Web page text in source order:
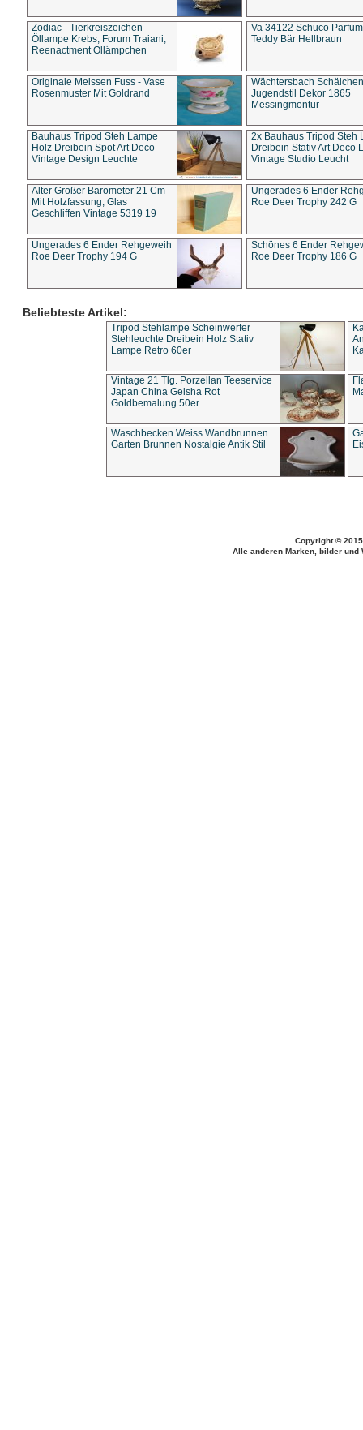
Zodiac - Tierkreiszeichen
Öllampe Krebs, Forum Traiani,
Reenactment Öllämpchen
Va 34122 Schuco
Teddy Bär Hellbraun
Originale Meissen Fuss - Vase
Rosenmuster Mit Goldrand
Wächtersbach Schälchen
Jugendstil Dekor 1865
Messingmontur
Bauhaus Tripod Steh Lampe
Holz Dreibein Spot Art Deco
Vintage Design Leuchte
2x Bauhaus Tripod Steh
Dreibein Stativ Art Deco
Vintage Studio Leucht
Alter Großer Barometer 21 Cm
Mit Holzfassung, Glas
Geschliffen Vintage 5319 19
Ungerades 6 Ender
Roe Deer Trophy 242 G
Ungerades 6 Ender Rehgeweih
Roe Deer Trophy 194 G
Schönes 6 Ender
Roe Deer Trophy 186 G
Beliebteste Artikel:
Tripod Stehlampe Scheinwerfer
Stehleuchte Dreibein Holz Stativ
Lampe Retro 60er
Vintage 21 Tlg. Porzellan Teeservice
Japan China Geisha Rot
Goldbemalung 50er
Waschbecken Weiss Wandbrunnen
Garten Brunnen Nostalgie Antik Stil
Copyright ©
Alle anderen Marken, bilder und